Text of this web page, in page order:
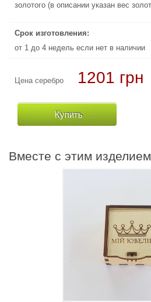
золотого (в описании указан вес
Срок изготовления:
от 1 до 4 недель если нет в наличии
Цена серебро 1201 грн
Купить
золотого (в
от 1 до 4
Вместе с этим